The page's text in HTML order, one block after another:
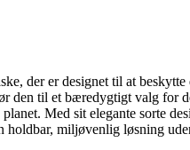
der er designet til at
den til et bæredygtigt valg
Med sit elegante sorte
miljøvenlig løsning